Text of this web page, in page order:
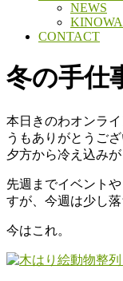
り
絵
の
き
の
わ
木
と
も
NEWS
CONTACT
冬の手仕
本日きのわオンラ
うもありがとうござ
夕方から冷え込み
先週までイベント
すが、今週は少し
今はこれ。